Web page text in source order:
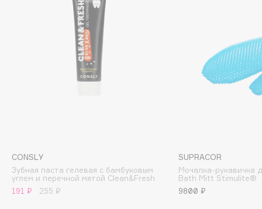
Boadicea The Victorious
Bvlgari
by TERRY
CONSLY
Зубная паста гелевая с бамбуковым
углем и перечной мятой Clean&Fresh
191 ₽
255 ₽
SUPRACOR
Мочалка-рукавичка
Bath Mitt Stimulite®
9800 ₽